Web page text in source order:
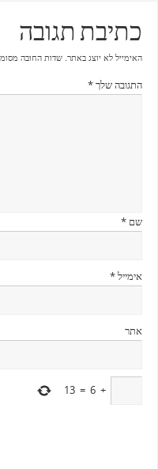
כתיבת תגובה
האימייל לא יוצג באתר. שדות החובה
התגובה שלך*
שם *
אימייל*
אתר
+
6
=
13